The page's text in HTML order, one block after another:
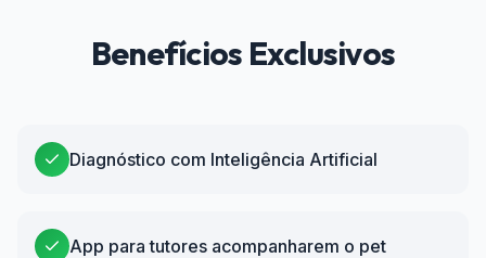
Benefícios Exclusivos
Diagnóstico com Inteligência Artificial
App para tutores acompanharem o pet